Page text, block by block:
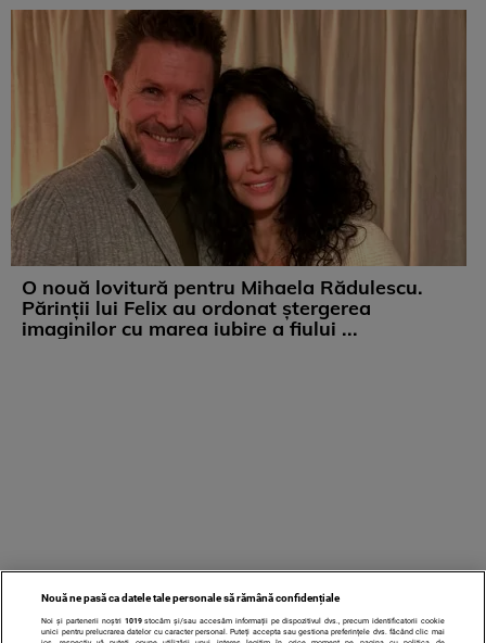
O nouă lovitură pentru Mihaela Rădulescu.
Părinții lui Felix au ordonat ștergerea
imaginilor cu marea iubire a fiului ...
Nouă ne pasă ca datele tale personale să rămână confidențiale
Noi și partenerii noștri 1019stocăm și/sau accesăm informații pe dispozitivul dvs., precum identificatorii cookie
unici pentru prelucrarea datelor cu caracter personal. Puteți accepta sau gestiona preferințele dvs. făcând clic mai